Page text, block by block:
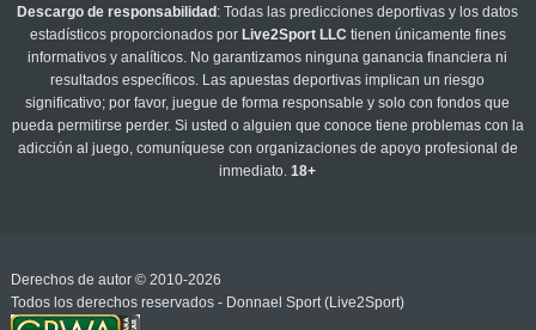
Descargo de responsabilidad : Todas las predicciones deportivas y los datos
estadísticos proporcionados por Live2Sport LLC tienen únicamente fines
informativos y analíticos. No garantizamos ninguna ganancia financiera ni
resultados específicos. Las apuestas deportivas implican un riesgo
significativo; por favor, juegue de forma responsable y solo con fondos que
pueda permitirse perder. Si usted o alguien que conoce tiene problemas con la
adicción al juego, comuníquese con organizaciones de apoyo profesional de
inmediato.18+
Derechos de autor © 2010-2026
Todos los derechos reservados - Donnael Sport (Live2Sport)